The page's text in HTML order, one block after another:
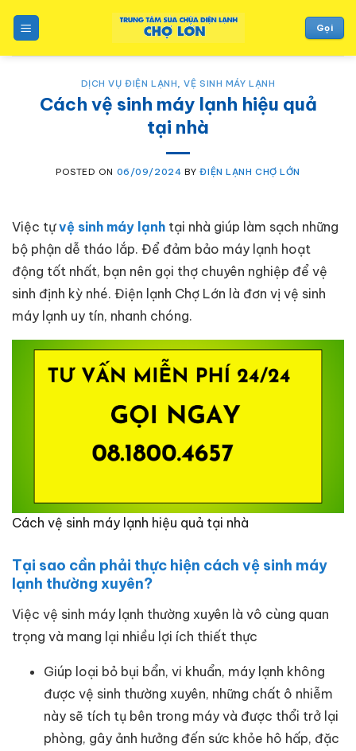
content
Gọi
DỊCH VỤ ĐIỆN LẠNH,VỆ SINH MÁY LẠNH
Cách vệ sinh máy lạnh hiệu quả
tại nhà
POSTED ON 06/09/2024 BYĐIỆN LẠNH CHỢ LỚN
Việc tựvệ sinh máy lạnh tại nhà giúp làm sạch những
bộ phận dễ tháo lắp. Để đảm bảo máy lạnh hoạt
động tốt nhất, bạn nên gọi thợ chuyên nghiệp để vệ
sinh định kỳ nhé. Điện lạnh Chợ Lớn là đơn vị vệ sinh
máy lạnh uy tín, nhanh chóng.
Cách vệ sinh máy lạnh hiệu quả tại nhà
Tại sao cần phải thực hiện cách vệ sinh máy
lạnh thường xuyên?
Việc vệ sinh máy lạnh thường xuyên là vô cùng quan
trọng và mang lại nhiều lợi ích thiết thực
Giúp loại bỏ bụi bẩn, vi khuẩn, máy lạnh không
được vệ sinh thường xuyên, những chất ô nhiễm
này sẽ tích tụ bên trong máy và được thổi trở lại
phòng, gây ảnh hưởng đến sức khỏe hô hấp, đặc